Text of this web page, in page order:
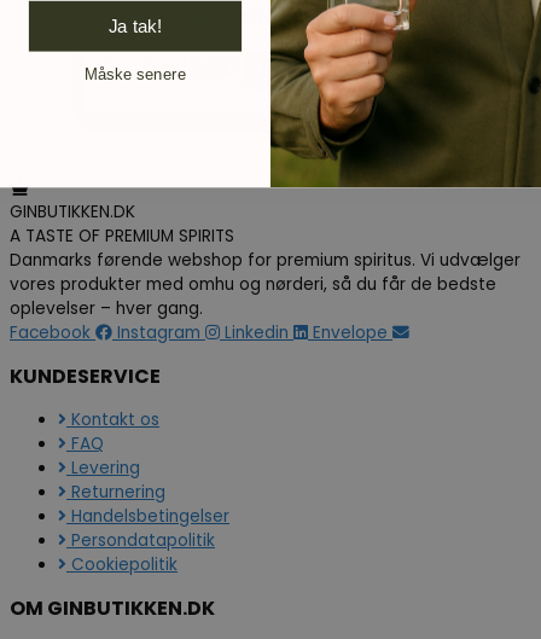
Fever-Tree Indian Tonic
Frakr.16,00 Tilføj til kurv
GINBUTIKKEN.DK
A TASTE OF PREMIUM SPIRITS
Danmarks førende webshop for premium spiritus. Vi udvælger
vores produkter med omhu og nørderi, så du får de bedste
oplevelser – hver gang.
Facebook
Instagram Linkedin Envelope
KUNDESERVICE
Kontakt os
FAQ
Levering
Returnering
Handelsbetingelser
Persondatapolitik
Cookiepolitik
OM GINBUTIKKEN.DK
Ja tak!
Måske senere